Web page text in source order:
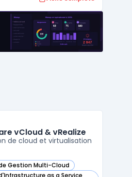
La plateforme est
et offre diverses
fonctionnalités, telles que ...
vCloud & vRealize
de cloud et virtualisation
Gestion Multi-Cloud
& vRealize dans cette catégorie
as a Service